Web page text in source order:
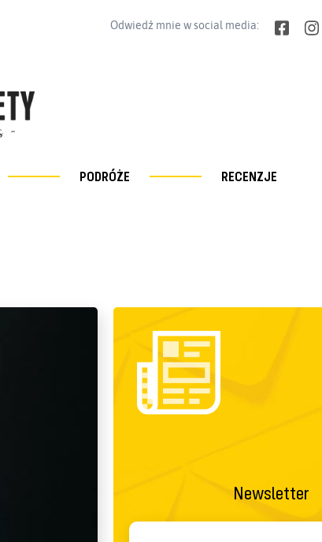
Odwiedź mnie w social media:
PODRÓŻE RECENZJE
Newsletter